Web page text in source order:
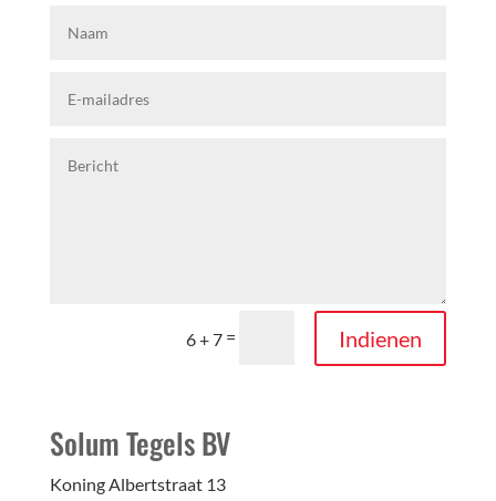
6 + 7 = Indienen
Solum Tegels BV
Koning Albertstraat 13